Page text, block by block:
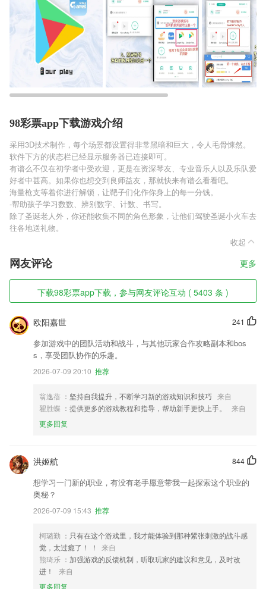
98彩票app下载游戏介绍
采用3D技术制作，每个场景都设置得非常黑暗和巨大，令人毛骨悚然。
软件下方的状态栏已经显示服务器已连接即可。
有谱么不仅在初学者中受欢迎，更是在资深琴友、专业音乐人以及乐队爱
好者中甚高。如果你也想交到良师益友，那就快来有谱么看看吧。
海量枪支等着你进行解锁，让靶子们化作你身上的每一分钱。
-帮助孩子学习数数、辨别数字、计数、书写。
除了圣诞老人外，你还能收集不同的角色形象，让他们驾驶圣诞小火车去
往各地送礼物。
收起
网友评论 更多
下载98彩票app下载，参与网友评论互动 ( 5403 条 )
241
欧阳嘉世
参加游戏中的团队活动和战斗，与其他玩家合作攻略副本和bos
s，享受团队协作的乐趣。
2026-07-09 20:10 推荐
翁逸蓓 ：坚持自我提升，不断学习新的游戏知识和技巧 来自
翟胜蝶 ：提供更多的游戏教程和指导，帮助新手更快上手。
来自
更多回复
844
洪姬航
想学习一门新的职业，有没有老手愿意带我一起探索这个职业的
奥秘？
2026-07-09 15:43 推荐
柯璐勤 ：只有在这个游戏里，我才能体验到那种紧张刺激的战斗感
觉，太过瘾了！ ！
来自
熊琦乐 ：加强游戏的反馈机制，听取玩家的建议和意见，及时改
进！
来自
更多回复